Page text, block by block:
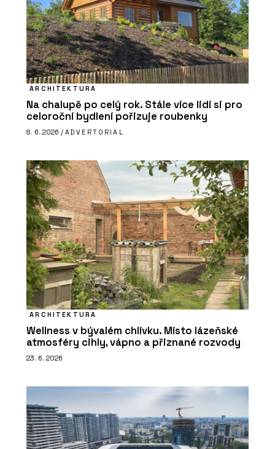
ARCHITEKTURA
Na chalupě po celý rok. Stále více lidí si pro
celoroční bydlení pořizuje roubenky
8. 6. 2026 / ADVERTORIAL
ARCHITEKTURA
Wellness v bývalém chlívku. Místo lázeňské
atmosféry cihly, vápno a přiznané rozvody
23. 6. 2026